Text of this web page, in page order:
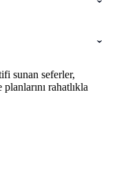
sunan seferler,
rahatlıkla